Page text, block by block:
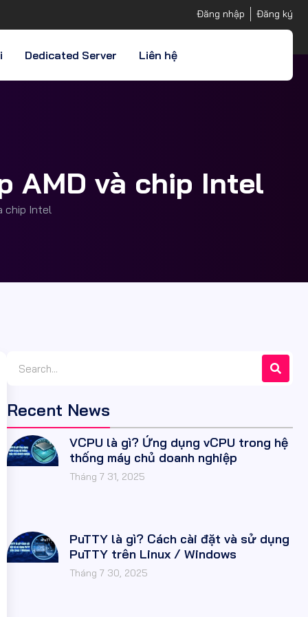
Đăng nhập Đăng ký
Dedicated Server Liên hệ
AMD và chip Intel
chip Intel
Recent News
VCPU là gì? Ứng dụng vCPU trong hệ
thống máy chủ doanh nghiệp
Tháng 7 31, 2025
PuTTY là gì? Cách cài đặt và sử dụng
PuTTY trên Linux / Windows
Tháng 7 30, 2025